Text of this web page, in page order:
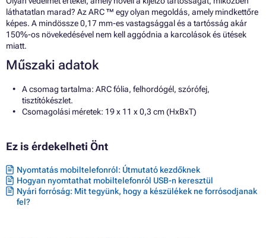
láthatatlan marad? Az ARC ™ egy olyan megoldás, amely mindkettőre
képes. A mindössze 0,17 mm-es vastagsággal és a tartósság akár
150%-os növekedésével nem kell aggódnia a karcolások és ütések
miatt.
Műszaki adatok
A csomag tartalma: ARC fólia, felhordógél, szórófej,
tisztítókészlet.
Csomagolási méretek: 19 x 11 x 0,3 cm (HxBxT)
Ez is érdekelheti Önt
Nyomtatás mobiltelefonról: Útmutató kezdőknek
Hogyan nyomtathat mobiltelefonról USB-n keresztül
Nyári forróság: Mit tegyünk, hogy a készülékek ne forrósodjanak
fel?